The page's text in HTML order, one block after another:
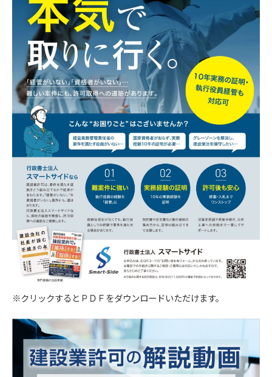
当社はユーザーが利用登録をするとき、氏名・生
年月日・住所・電話番号・メールアドレスなど個
人を特定できる情報を取得させていただきます。
お問い合わせフォームやコメントの送信時には、
氏名・電話番号・メールアドレスを取得させてい
ただきます。
【３．個人情報の利用目的】
取得した閲覧・購買履歴等の情報を分析し、ユー
ザー別に適した商品・サービスをお知らせするた
めに利用します。また、取得した閲覧・購買履歴
等の情報は、結果をスコア化した上で当該スコア
を第三者へ提供します。
【４．個人データを安全に管理するための措置】
当社は個人情報を正確かつ最新の内容に保つよう
努め、不正なアクセス・改ざん・漏えい・滅失及
び毀損から保護するため全従業員及び役員に対し
護規程を設け、現場での管理についても定期的に
点検を行っています。
【５．個人データの第三者提供について】
※クリックするとＰＤＦをダウンロードいただけます。